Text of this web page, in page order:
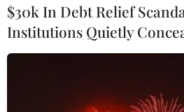
'Kinh tế Mỹ có thể suy
$30k In Debt Relief
Institutions Quietly